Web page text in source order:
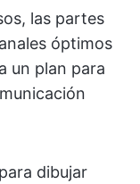
las partes
óptimos
un plan para
dibujar